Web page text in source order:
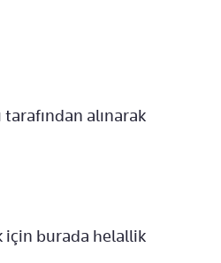
alınarak
için burada helallik